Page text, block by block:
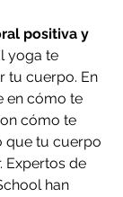
positiva y
yoga te
tu cuerpo. En
en cómo te
cómo te
que tu cuerpo
Expertos de
han